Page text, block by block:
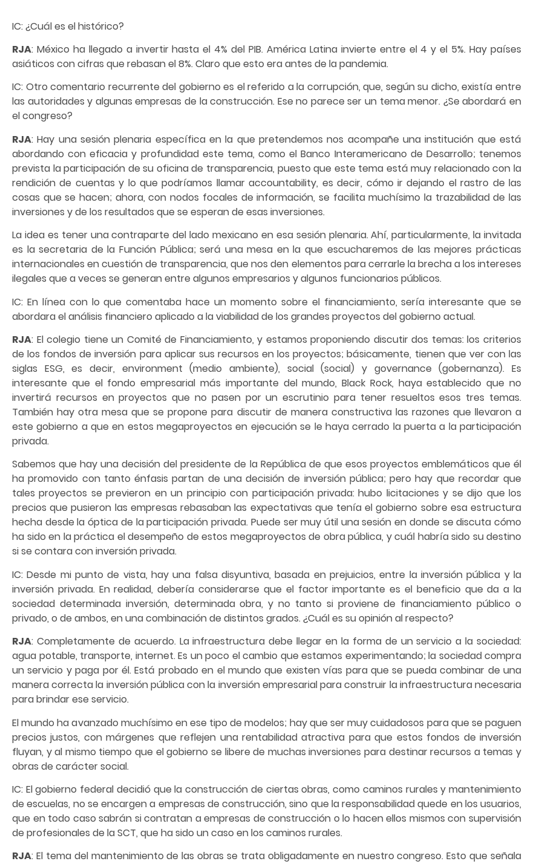
IC: ¿Cuál es el histórico?
RJA: México ha llegado a invertir hasta el 4% del PIB. América Latina invierte entre el 4 y el 5%. Hay países
asiáticos con cifras que rebasan el 8%. Claro que esto era antes de la pandemia.
IC: Otro comentario recurrente del gobierno es el referido a la corrupción, que, según su dicho, existía entre
las autoridades y algunas empresas de la construcción. Ese no parece ser un tema menor. ¿Se abordará en
el congreso?
RJA: Hay una sesión plenaria específica en la que pretendemos nos acompañe una institución que está
abordando con eficacia y profundidad este tema, como el Banco Interamericano de Desarrollo; tenemos
prevista la participación de su oficina de transparencia, puesto que este tema está muy relacionado con la
rendición de cuentas y lo que podríamos llamar accountability, es decir, cómo ir dejando el rastro de las
cosas que se hacen; ahora, con nodos focales de información, se facilita muchísimo la trazabilidad de las
inversiones y de los resultados que se esperan de esas inversiones.
La idea es tener una contraparte del lado mexicano en esa sesión plenaria. Ahí, particularmente, la invitada
es la secretaria de la Función Pública; será una mesa en la que escucharemos de las mejores prácticas
internacionales en cuestión de transparencia, que nos den elementos para cerrarle la brecha a los intereses
ilegales que a veces se generan entre algunos empresarios y algunos funcionarios públicos.
IC: En línea con lo que comentaba hace un momento sobre el financiamiento, sería interesante que se
abordara el análisis financiero aplicado a la viabilidad de los grandes proyectos del gobierno actual.
RJA: El colegio tiene un Comité de Financiamiento, y estamos proponiendo discutir dos temas: los criterios
de los fondos de inversión para aplicar sus recursos en los proyectos; básicamente, tienen que ver con las
siglas ESG, es decir, environment (medio ambiente), social (social) y governance (gobernanza). Es
interesante que el fondo empresarial más importante del mundo, Black Rock, haya establecido que no
invertirá recursos en proyectos que no pasen por un escrutinio para tener resueltos esos tres temas.
También hay otra mesa que se propone para discutir de manera constructiva las razones que llevaron a
este gobierno a que en estos megaproyectos en ejecución se le haya cerrado la puerta a la participación
privada.
Sabemos que hay una decisión del presidente de la República de que esos proyectos emblemáticos que él
ha promovido con tanto énfasis partan de una decisión de inversión pública; pero hay que recordar que
tales proyectos se previeron en un principio con participación privada: hubo licitaciones y se dijo que los
precios que pusieron las empresas rebasaban las expectativas que tenía el gobierno sobre esa estructura
hecha desde la óptica de la participación privada. Puede ser muy útil una sesión en donde se discuta cómo
ha sido en la práctica el desempeño de estos megaproyectos de obra pública, y cuál habría sido su destino
si se contara con inversión privada.
IC: Desde mi punto de vista, hay una falsa disyuntiva, basada en prejuicios, entre la inversión pública y la
inversión privada. En realidad, debería considerarse que el factor importante es el beneficio que da a la
sociedad determinada inversión, determinada obra, y no tanto si proviene de financiamiento público o
privado, o de ambos, en una combinación de distintos grados. ¿Cuál es su opinión al respecto?
RJA: Completamente de acuerdo. La infraestructura debe llegar en la forma de un servicio a la sociedad:
agua potable, transporte, internet. Es un poco el cambio que estamos experimentando; la sociedad compra
un servicio y paga por él. Está probado en el mundo que existen vías para que se pueda combinar de una
manera correcta la inversión pública con la inversión empresarial para construir la infraestructura necesaria
para brindar ese servicio.
El mundo ha avanzado muchísimo en ese tipo de modelos; hay que ser muy cuidadosos para que se paguen
precios justos, con márgenes que reflejen una rentabilidad atractiva para que estos fondos de inversión
fluyan, y al mismo tiempo que el gobierno se libere de muchas inversiones para destinar recursos a temas y
obras de carácter social.
IC: El gobierno federal decidió que la construcción de ciertas obras, como caminos rurales y mantenimiento
de escuelas, no se encargen a empresas de construcción, sino que la responsabilidad quede en los usuarios,
que en todo caso sabrán si contratan a empresas de construcción o lo hacen ellos mismos con supervisión
de profesionales de la SCT, que ha sido un caso en los caminos rurales.
RJA: El tema del mantenimiento de las obras se trata obligadamente en nuestro congreso. Esto que señala